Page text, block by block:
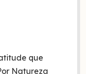
que
Natureza